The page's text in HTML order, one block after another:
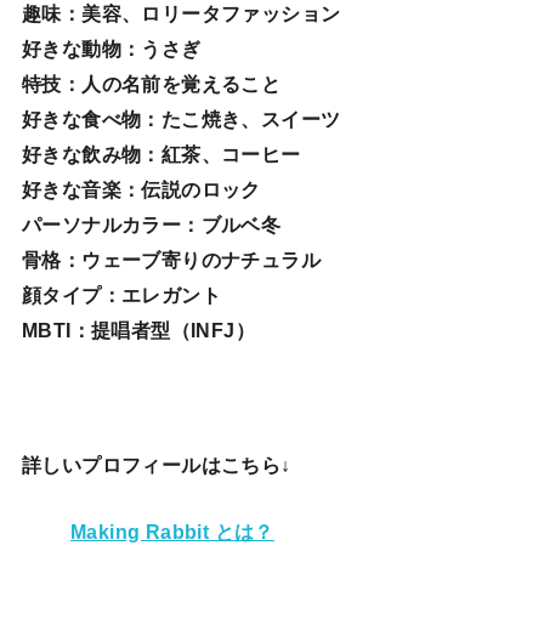
趣味 ：美容、ロリータファッション
好きな動物：うさぎ
特技 ：人の名前を覚えること
好きな食べ物 ：たこ焼き、スイーツ
好きな飲み物：紅茶、コーヒー
好きな音楽：伝説のロック
パーソナルカラー：ブルベ冬
骨格：ウェーブ寄りのナチュラル
顔タイプ：エレガン ト
MBTI：提唱者型（INFJ）
詳しいプロフィールはこちら↓
Making Rabbit とは？